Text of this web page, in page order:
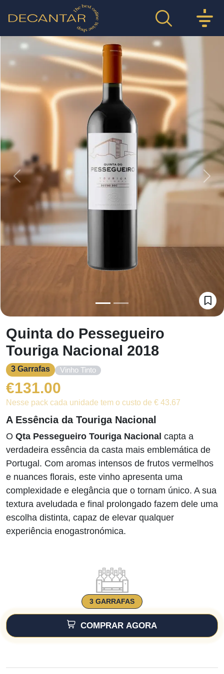
Previous
Quinta do Pessegueiro
Touriga Nacional 2018
3 Garrafas Vinho Tinto
€131.00
Nesse pack cada unidade tem o custo de € 43.67
A Essência da Touriga Nacional
O Qta Pessegueiro Touriga Nacional capta a
verdadeira essência da casta mais emblemática de
Portugal. Com aromas intensos de frutos vermelhos
e nuances florais, este vinho apresenta uma
complexidade e elegância que o tornam único. A sua
textura aveludada e final prolongado fazem dele uma
escolha distinta, capaz de elevar qualquer
experiência enogastronómica.
3 GARRAFAS
COMPRAR AGORA